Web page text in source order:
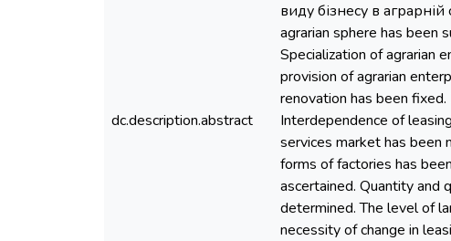
dc.description.abstract
виду бізнесу в
agrarian sphere has been
Specialization of agrarian
provision of agrarian
renovation has been
Interdependence of
services market has been
forms of factories has
ascertained. Quantity and
determined. The level of
necessity of change in